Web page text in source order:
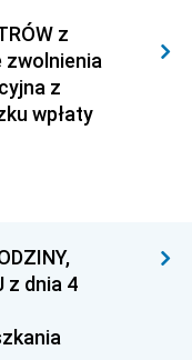
2009
2006
2003
1991
1985
z
zwolnienia
z
wpłaty
z dnia 4